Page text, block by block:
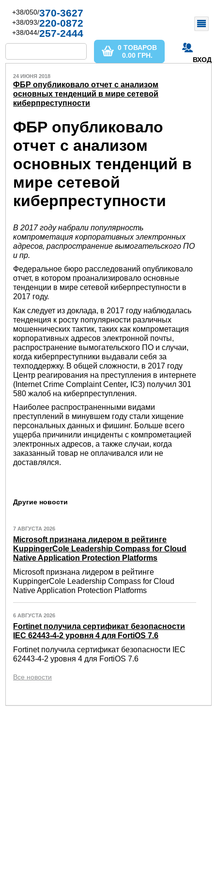
+38/050/370-3627
+38/093/220-0872
+38/044/257-2444
ВХОД
0 ТОВАРОВ
0.00 ГРН.
24 ИЮНЯ 2018
ФБР опубликовало отчет с анализом
основных тенденций в мире сетевой
киберпреступности
ФБР опубликовало
отчет с анализом
основных тенденций в
мире сетевой
киберпреступности
В 2017 году набрали популярность
компрометация корпоративных электронных
адресов, распространение вымогательского ПО
и пр.
Федеральное бюро расследований опубликовало
отчет, в котором проанализировало основные
тенденции в мире сетевой киберпреступности в
2017 году.
Как следует из доклада, в 2017 году наблюдалась
тенденция к росту популярности различных
мошеннических тактик, таких как компрометация
корпоративных адресов электронной почты,
распространение вымогательского ПО и случаи,
когда киберпреступники выдавали себя за
техподдержку. В общей сложности, в 2017 году
Центр реагирования на преступления в интернете
(Internet Crime Complaint Center, IC3) получил 301
580 жалоб на киберпреступления.
Наиболее распространенными видами
преступлений в минувшем году стали хищение
персональных данных и фишинг. Больше всего
ущерба причинили инциденты с компрометацией
электронных адресов, а также случаи, когда
заказанный товар не оплачивался или не
доставлялся.
Другие новости
7 АВГУСТА 2026
Microsoft признана лидером в рейтинге
KuppingerCole Leadership Compass for Cloud
Native Application Protection Platforms
Microsoft признана лидером в рейтинге
KuppingerCole Leadership Compass for Cloud
Native Application Protection Platforms
6 АВГУСТА 2026
Fortinet получила сертификат безопасности
IEC 62443-4-2 уровня 4 для FortiOS 7.6
Fortinet получила сертификат безопасности IEC
62443-4-2 уровня 4 для FortiOS 7.6
Все новости